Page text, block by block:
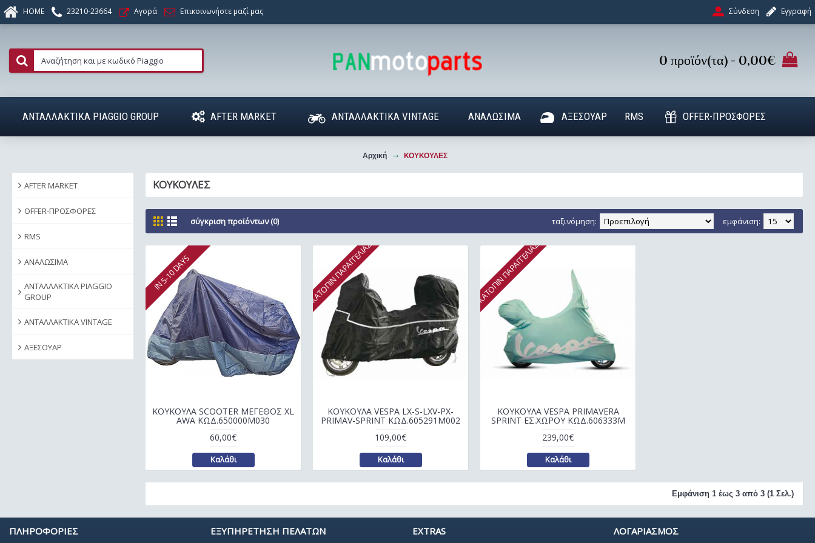
HOME 23210-23664 Αγορά Επικοινωνήστε μαζί μας Σύνδεση Εγγραφή
0 προϊόν(τα) - 0,00€
ΑΝΤΑΛΛΑΚΤΙΚΑ PIAGGIO GROUP AFTER MARKET ΑΝΤΑΛΛΑΚΤΙΚΑ VINTAGE ΑΝΑΛΩΣΙΜΑ ΑΞΕΣΟΥΑΡ RMS OFFER-ΠΡΟΣΦΟΡΕΣ
Αρχική ΚΟΥΚΟΥΛΕΣ
AFTER MARKET
OFFER-ΠΡΟΣΦΟΡΕΣ
RMS
ΑΝΑΛΩΣΙΜΑ
ΑΝΤΑΛΛΑΚΤΙΚΑ PIAGGIO
GROUP
ΑΝΤΑΛΛΑΚΤΙΚΑ VINTAGE
ΑΞΕΣΟΥΑΡ
ΚΟΥΚΟΥΛΕΣ
σύγκριση προϊόντων (0) εμφάνιση:
ταξινόμηση:
IN 5-10 DAYS
ΚΟΥΚΟΥΛΑ SCOOTER ΜΕΓΕΘΟΣ XL
AWA ΚΩΔ.650000M030
60,00€
Καλάθι
ΚΑΤΟΠΙΝ ΠΑΡΑΓΓΕΛΙΑΣ
ΚΟΥΚΟΥΛΑ VESPA LX-S-LXV-PX-
PRIMAV-SPRINT ΚΩΔ.605291M002
109,00€
Καλάθι
ΚΑΤΟΠΙΝ ΠΑΡΑΓΓΕΛΙΑΣ
ΚΟΥΚΟΥΛΑ VESPA PRIMAVERA
SPRINT ΕΣ.ΧΩΡΟΥ ΚΩΔ.606333M
239,00€
Καλάθι
Εμφάνιση 1 έως 3 από 3 (1 Σελ.)
ΠΛΗΡΟΦΟΡΙΕΣ ΕΞΥΠΗΡΕΤΗΣΗ ΠΕΛΑΤΩΝ EXTRAS ΛΟΓΑΡΙΑΣΜΟΣ